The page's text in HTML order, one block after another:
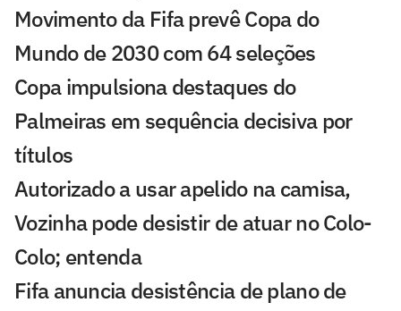
Movimento da Fifa prevê Copa do
Mundo de 2030 com 64 seleções
Copa impulsiona destaques do
Palmeiras em sequência decisiva por
títulos
Autorizado a usar apelido na camisa,
Vozinha pode desistir de atuar no Colo-
Colo; entenda
Fifa anuncia desistência de plano de